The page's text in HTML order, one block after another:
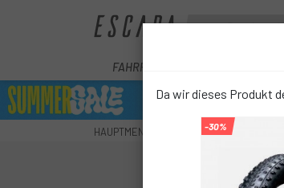
FAHRRÄDER
HAUPTMENU REIFEN
Da wir dieses Produkt
-30%